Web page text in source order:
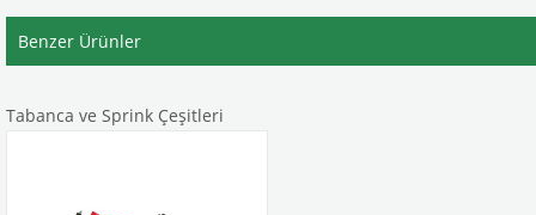
Benzer Ürünler
Tabanca ve Sprink Çeşitleri